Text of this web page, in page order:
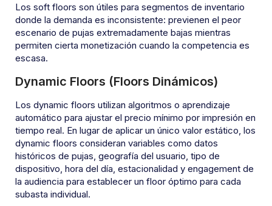
Los soft floors son útiles para segmentos de inventario
donde la demanda es inconsistente: previenen el peor
escenario de pujas extremadamente bajas mientras
permiten cierta monetización cuando la competencia es
escasa.
Dynamic Floors (Floors Dinámicos)
Los dynamic floors utilizan algoritmos o aprendizaje
automático para ajustar el precio mínimo por impresión en
tiempo real. En lugar de aplicar un único valor estático, los
dynamic floors consideran variables como datos
históricos de pujas, geografía del usuario, tipo de
dispositivo, hora del día, estacionalidad y engagement de
la audiencia para establecer un floor óptimo para cada
subasta individual.